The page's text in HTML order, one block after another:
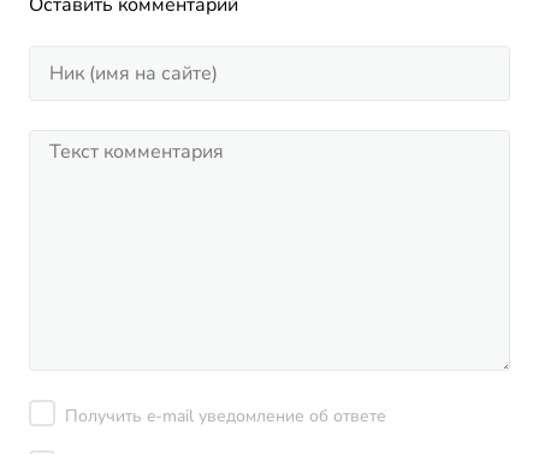
Получить e-mail уведомление об ответе